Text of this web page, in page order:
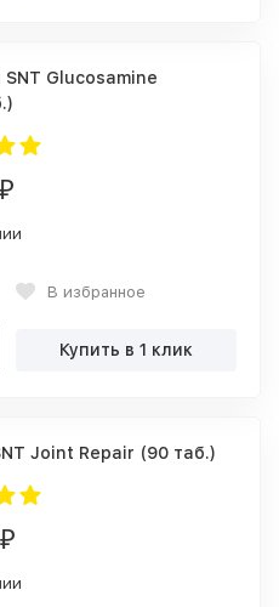
Glucosamine
₽
В избранное
Купить в 1 клик
Joint Repair (90 таб.)
₽